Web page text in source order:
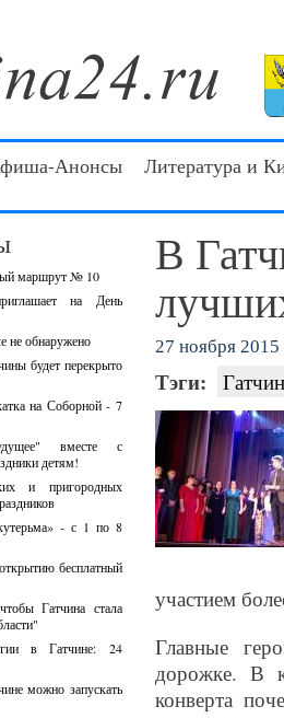
Анонсы
Литература и
маршрут № 10
на День
не обнаружено
будет перекрыто
на Соборной - 7
вместе с
детям!
и пригородных
- с 1 по 8
бесплатный
Гатчина стала
в Гатчине: 24
можно запускать
В
27 ноября 2015
Тэги:
участием
Главные
дорожке. В
конверта